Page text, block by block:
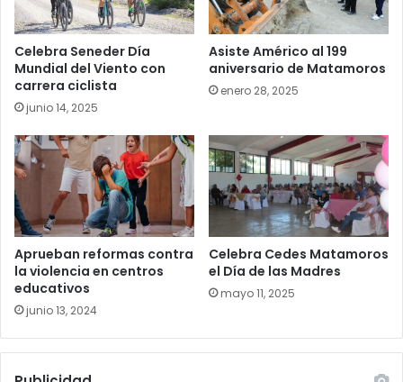
Celebra Seneder Día
Mundial del Viento con
carrera ciclista
junio 14, 2025
Asiste Américo al 199
aniversario de Matamoros
enero 28, 2025
Aprueban reformas contra
la violencia en centros
educativos
junio 13, 2024
Celebra Cedes Matamoros
el Día de las Madres
mayo 11, 2025